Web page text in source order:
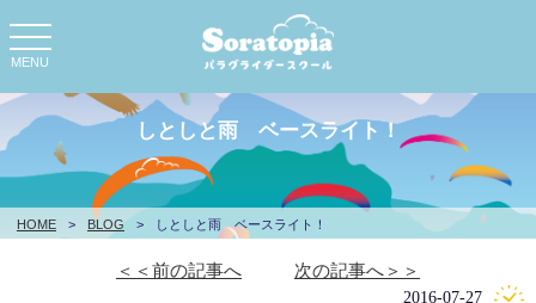
toggle
navigation
MENU
HOME > BLOG > しとしと雨 ベースライト！
しとしと雨 ベースライト！
＜＜前の記事へ 次の記事へ＞＞
2016-07-27